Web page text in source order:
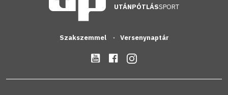
UTÁNPÓTLÁSSPORT
Szakszemmel Versenynaptár